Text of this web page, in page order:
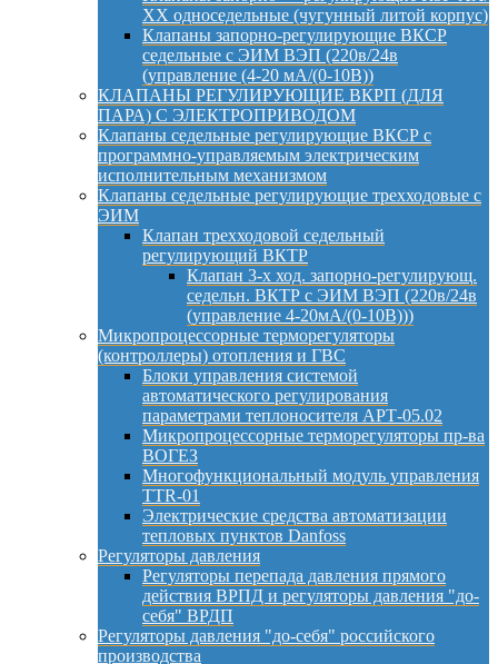
ХХ односедельные (чугунный литой корпус)
Клапаны запорно-регулирующие ВКСР
седельные с ЭИМ ВЭП (220в/24в
(управление (4-20 мА/(0-10В))
КЛАПАНЫ РЕГУЛИРУЮЩИЕ ВКРП (ДЛЯ
ПАРА) С ЭЛЕКТРОПРИВОДОМ
Клапаны седельные регулирующие ВКСР с
программно-управляемым электрическим
исполнительным механизмом
Клапаны седельные регулирующие трехходовые с
ЭИМ
Клапан трехходовой седельный
регулирующий ВКТР
Клапан 3-х ход. запорно-регулирующ.
седельн. ВКТР с ЭИМ ВЭП (220в/24в
(управление 4-20мА/(0-10В)))
Микропроцессорные терморегуляторы
(контроллеры) отопления и ГВС
Блоки управления системой
автоматического регулирования
параметрами теплоносителя АРТ-05.02
Микропроцессорные терморегуляторы пр-ва
ВОГЕЗ
Многофункциональный модуль управления
TTR-01
Электрические средства автоматизации
тепловых пунктов Danfoss
Регуляторы давления
Регуляторы перепада давления прямого
действия ВРПД и регуляторы давления "до-
себя" ВРДП
Регуляторы давления "до-себя" российского
производства